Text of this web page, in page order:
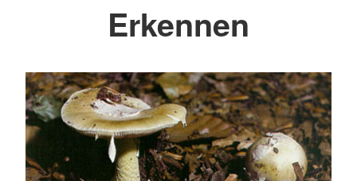
Erkennen